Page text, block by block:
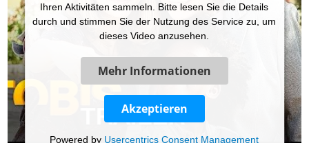
Ihren Aktivitäten sammeln. Bitte lesen Sie die Details
durch und stimmen Sie der Nutzung des Service zu, um
dieses Video anzusehen.
Mehr Informationen
Akzeptieren
Powered by Usercentrics Consent Management